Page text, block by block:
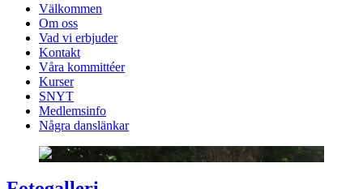
Välkommen
Om oss
Vad vi erbjuder
Kontakt
Våra kommittéer
Kurser
SNYT
Medlemsinfo
Några danslänkar